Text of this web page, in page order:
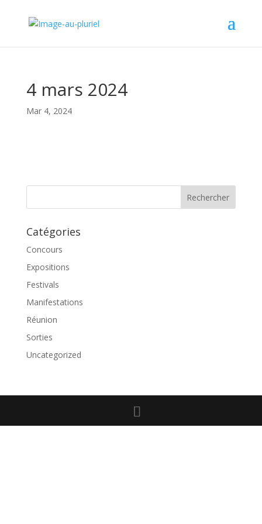
4 mars 2024
Mar 4, 2024
Catégories
Concours
Expositions
Festivals
Manifestations
Réunion
Sorties
Uncategorized